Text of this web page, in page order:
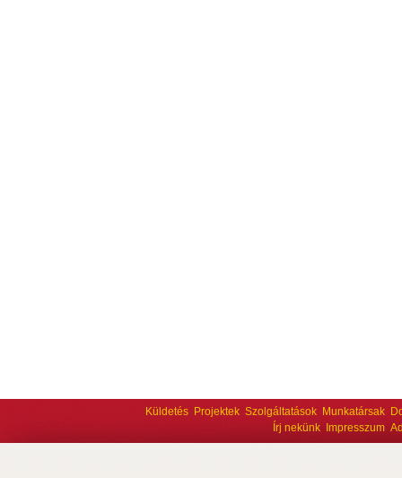
Küldetés Projektek Szolgáltatások Munkatársak
Írj nekünk
Impresszum